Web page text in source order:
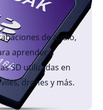
de audio,
aprender a
SD utilizadas en
drones y más.